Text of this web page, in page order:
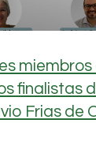
miembros
finalistas
Frias de